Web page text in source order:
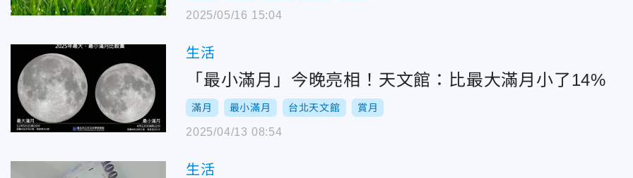
2025/05/16 15:04
生活
「最小滿月」今晚亮相！天文館：比最大滿月小了14%
滿月 最小滿月 台北天文館 賞月
2025/04/13 08:54
生活